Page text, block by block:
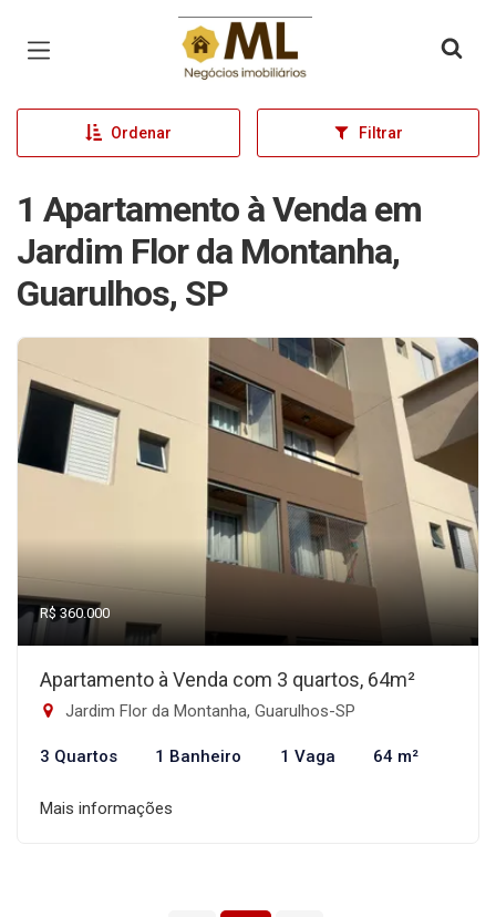
Página inicial
Ordenar Filtrar
1 Apartamento à Venda em
Jardim Flor da Montanha,
Guarulhos, SP
R$ 360.000
Apartamento à Venda com 3 quartos, 64m²
Jardim Flor da Montanha, Guarulhos-SP
3 Quartos 1 Banheiro 1 Vaga 64 m²
Mais informações